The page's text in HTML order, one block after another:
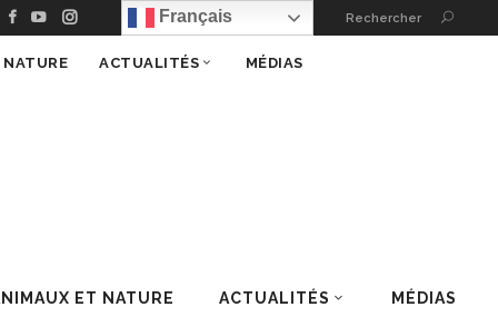
Français Rechercher
ET NATURE ACTUALITÉS MÉDIAS
ACTUALITÉS MÉDIAS